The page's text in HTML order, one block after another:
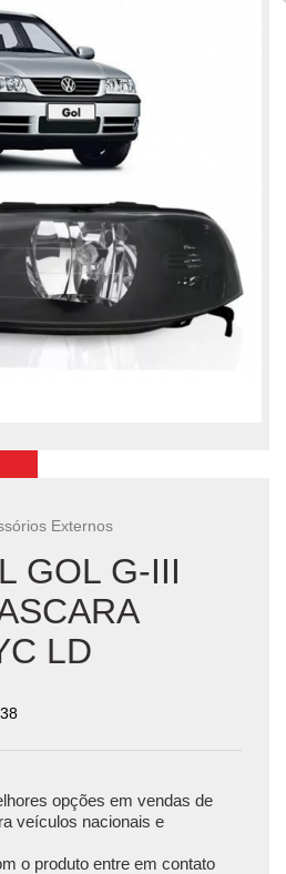
Externos
GOL G-III
LD
opções em vendas de
veículos nacionais e
o produto entre em contato